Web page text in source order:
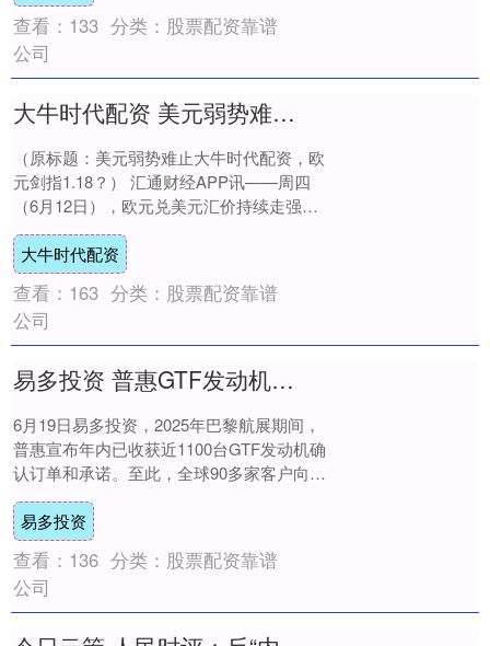
查看： 133 分类： 股票配资靠谱
公司
大牛时代配资 美元弱势难止，欧元剑指1.18？
（原标题：美元弱势难止大牛时代配资，欧
元剑指1.18？） 汇通财经APP讯——周四
（6月12日），欧元兑美元汇价持续走强，
日内突破1.1600整数关口，为202....
大牛时代配资
查看： 163 分类： 股票配资靠谱
公司
易多投资 普惠GTF发动机年内获订单逾千台
6月19日易多投资，2025年巴黎航展期间，
普惠宣布年内已收获近1100台GTF发动机确
认订单和承诺。至此，全球90多家客户向普
惠订购累计约1.2万台GTF发动....
易多投资
查看： 136 分类： 股票配资靠谱
公司